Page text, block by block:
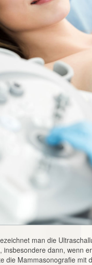
man die
insbesondere dann, wenn
die Mammasonografie mit